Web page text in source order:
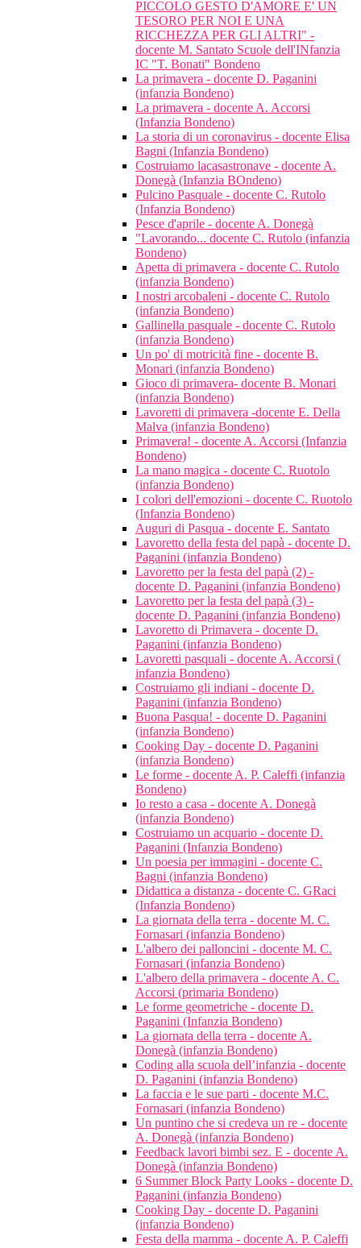
PICCOLO GESTO D'AMORE E' UN
TESORO PER NOI E UNA
RICCHEZZA PER GLI ALTRI" -
docente M. Santato Scuole dell'INfanzia
IC "T. Bonati" Bondeno
La primavera - docente D. Paganini
(infanzia Bondeno)
La primavera - docente A. Accorsi
(Infanzia Bondeno)
La storia di un coronavirus - docente Elisa
Bagni (Infanzia Bondeno)
Costruiamo lacasastronave - docente A.
Donegà (Infanzia BOndeno)
Pulcino Pasquale - docente C. Rutolo
(Infanzia Bondeno)
Pesce d'aprile - docente A. Donegà
"Lavorando... docente C. Rutolo (infanzia
Bondeno)
Apetta di primavera - docente C. Rutolo
(infanzia Bondeno)
I nostri arcobaleni - docente C. Rutolo
(infanzia Bondeno)
Gallinella pasquale - docente C. Rutolo
(infanzia Bondeno)
Un po' di motricità fine - docente B.
Monari (infanzia Bondeno)
Gioco di primavera- docente B. Monari
(infanzia Bondeno)
Lavoretti di primavera -docente E. Della
Malva (infanzia Bondeno)
Primavera! - docente A. Accorsi (Infanzia
Bondeno)
La mano magica - docente C. Ruotolo
(infanzia Bondeno)
I colori dell'emozioni - docente C. Ruotolo
(Infanzia Bondeno)
Auguri di Pasqua - docente E. Santato
Lavoretto della festa del papà - docente D.
Paganini (infanzia Bondeno)
Lavoretto per la festa del papà (2) -
docente D. Paganini (infanzia Bondeno)
Lavoretto per la festa del papà (3) -
docente D. Paganini (infanzia Bondeno)
Lavoretto di Primavera - docente D.
Paganini (infanzia Bondeno)
Lavoretti pasquali - docente A. Accorsi (
infanzia Bondeno)
Costruiamo gli indiani - docente D.
Paganini (infanzia Bondeno)
Buona Pasqua! - docente D. Paganini
(infanzia Bondeno)
Cooking Day - docente D. Paganini
(infanzia Bondeno)
Le forme - docente A. P. Caleffi (infanzia
Bondeno)
Io resto a casa - docente A. Donegà
(infanzia Bondeno)
Costruiamo un acquario - docente D.
Paganini (Infanzia Bondeno)
Un poesia per immagini - docente C.
Bagni (infanzia Bondeno)
Didattica a distanza - docente C. GRaci
(Infanzia Bondeno)
La giornata della terra - docente M. C.
Fornasari (infanzia Bondeno)
L'albero dei palloncini - docente M. C.
Fornasari (infanzia Bondeno)
L'albero della primavera - docente A. C.
Accorsi (primaria Bondeno)
Le forme geometriche - docente D.
Paganini (Infanzia Bondeno)
La giornata della terra - docente A.
Donegà (infanzia Bondeno)
Coding alla scuola dell’infanzia - docente
D. Paganini (infanzia Bondeno)
La faccia e le sue parti - docente M.C.
Fornasari (infanzia Bondeno)
Un puntino che si credeva un re - docente
A. Donegà (infanzia Bondeno)
Feedback lavori bimbi sez. E - docente A.
Donegà (infanzia Bondeno)
6 Summer Block Party Looks - docente D.
Paganini (infanzia Bondeno)
Cooking Day - docente D. Paganini
(infanzia Bondeno)
Festa della mamma - docente A. P. Caleffi